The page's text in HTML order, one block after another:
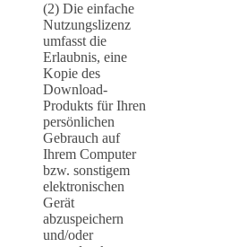
(2) Die einfache
Nutzungslizenz
umfasst die
Erlaubnis, eine
Kopie des
Download-
Produkts für Ihren
persönlichen
Gebrauch auf
Ihrem Computer
bzw. sonstigem
elektronischen
Gerät
abzuspeichern
und/oder